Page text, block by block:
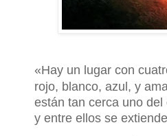
«Hay un lugar con
rojo, blanco, azul, y
están tan cerca uno
y entre ellos se